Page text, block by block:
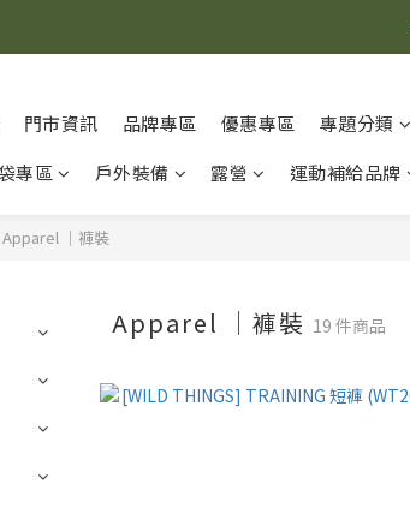
🌟 想
門市資訊 品牌專區 優惠專區 專題分類
專區 戶外裝備 露營 運動補給品牌
Apparel ｜褲裝
Apparel ｜褲裝 19 件商品